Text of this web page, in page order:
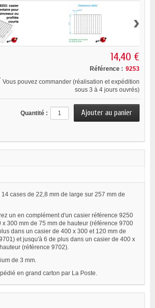
›
14,40 €
Référence : 9253
Vous pouvez commander (réalisation et expédition
sous 3 à 4 jours ouvrés)
Quantité :
cases de 22,8 mm de large sur 257 mm de
un en complément d'un casier référence 9250
300 mm de 75 mm de hauteur (référence 9700
dans un casier de 400 x 300 et 120 mm de
et jusqu'à 6 de plus dans un casier de 400 x
(référence 9702).
de 3 mm.
en grand carton par La Poste.